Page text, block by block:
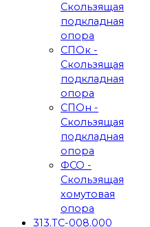
Скользящая
подкладная
опора
СПОк -
Скользящая
подкладная
опора
СПОн -
Скользящая
подкладная
опора
ФСО -
Скользящая
хомутовая
опора
313.ТС-008.000